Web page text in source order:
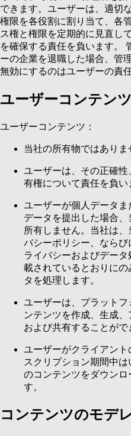
できます。ユーザーは、適切
権限を各役割に割り当て、各
ス権と権限を定期的に見直し
を確保する責任を負います。
ーの企業を退職した場合、管
無効にするのはユーザーの責任
ユーザーコンテンツ
ユーザーコンテンツ：
当社の所有物ではありま
ユーザーは、その正確性
有権について責任を負い
ユーザーが個人データま
データを提出した場合、
所有しません。当社は、
バシーポリシー、ならび
ライバシーおよびデー
載されているとおりにの
タを処理します。
ユーザーは、プラットフ
ンテンツを作成、生成、
および共有することがで
ユーザーがクライアント
スクリプション期間中は
のコンテンツをダウンロ
す。
コンテンツのモデ